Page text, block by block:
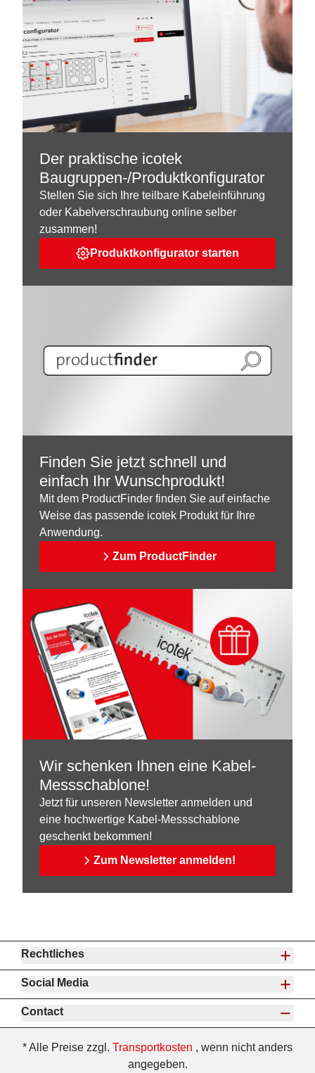
Der praktische icotek
Baugruppen-/Produktkonfigurator
Stellen Sie sich Ihre teilbare Kabeleinführung
oder Kabelverschraubung online selber
zusammen!
Produktkonfigurator starten
Finden Sie jetzt schnell und
einfach Ihr Wunschprodukt!
Mit dem ProductFinder finden Sie auf einfache
Weise das passende icotek Produkt für Ihre
Anwendung.
Zum ProductFinder
Wir schenken Ihnen eine Kabel-
Messschablone!
Jetzt für unseren Newsletter anmelden und
eine hochwertige Kabel-Messschablone
geschenkt bekommen!
Zum Newsletter anmelden!
Rechtliches
Social Media
Contact
* Alle Preise zzgl. Transportkosten , wenn nicht anders
angegeben.